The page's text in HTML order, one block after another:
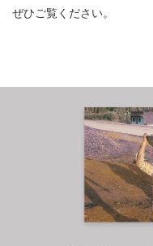
ぜひご覧ください。